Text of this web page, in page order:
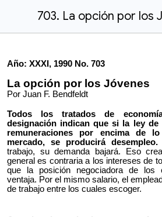
Año: XXXI, 1990 No. 703
La opción por los Jóvenes
Por Juan F. Bendfeldt
Todos los tratados de
designación indican que si la ley
remuneraciones por encima de
mercado, se producirá desempleo.
trabajo, su demanda bajará. Eso
general es contraria a los intereses de
que la posición negociadora de los
ventaja. Por el mismo salario, el
de trabajo entre los cuales escoger.